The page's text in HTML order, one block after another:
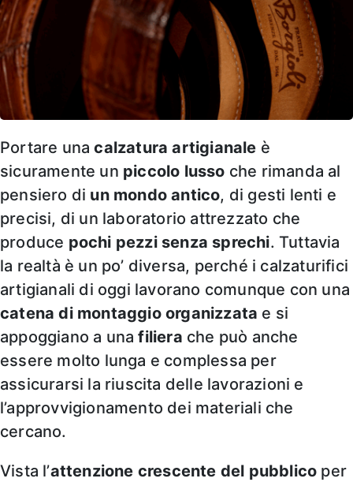
Portare unacalzatura artigianale è
sicuramente un piccolo lusso che rimanda al
pensiero di un mondo antico, di gesti lenti e
precisi, di un laboratorio attrezzato che
produce pochi pezzi senza sprechi. Tuttavia
la realtà è un po’ diversa, perché i calzaturifici
artigianali di oggi lavorano comunque con una
catena di montaggio organizzata e si
appoggiano a unafiliera che può anche
essere molto lunga e complessa per
assicurarsi la riuscita delle lavorazioni e
l’approvvigionamento dei materiali che
cercano.
Vista l’attenzione crescente del pubblico per